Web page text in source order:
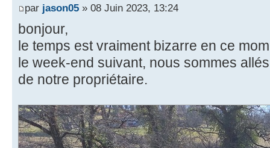
par jason05 » 08 Juin 2023, 13:24
bonjour,
le temps est vraiment bizarre en ce
le week-end suivant, nous sommes
de notre propriétaire.